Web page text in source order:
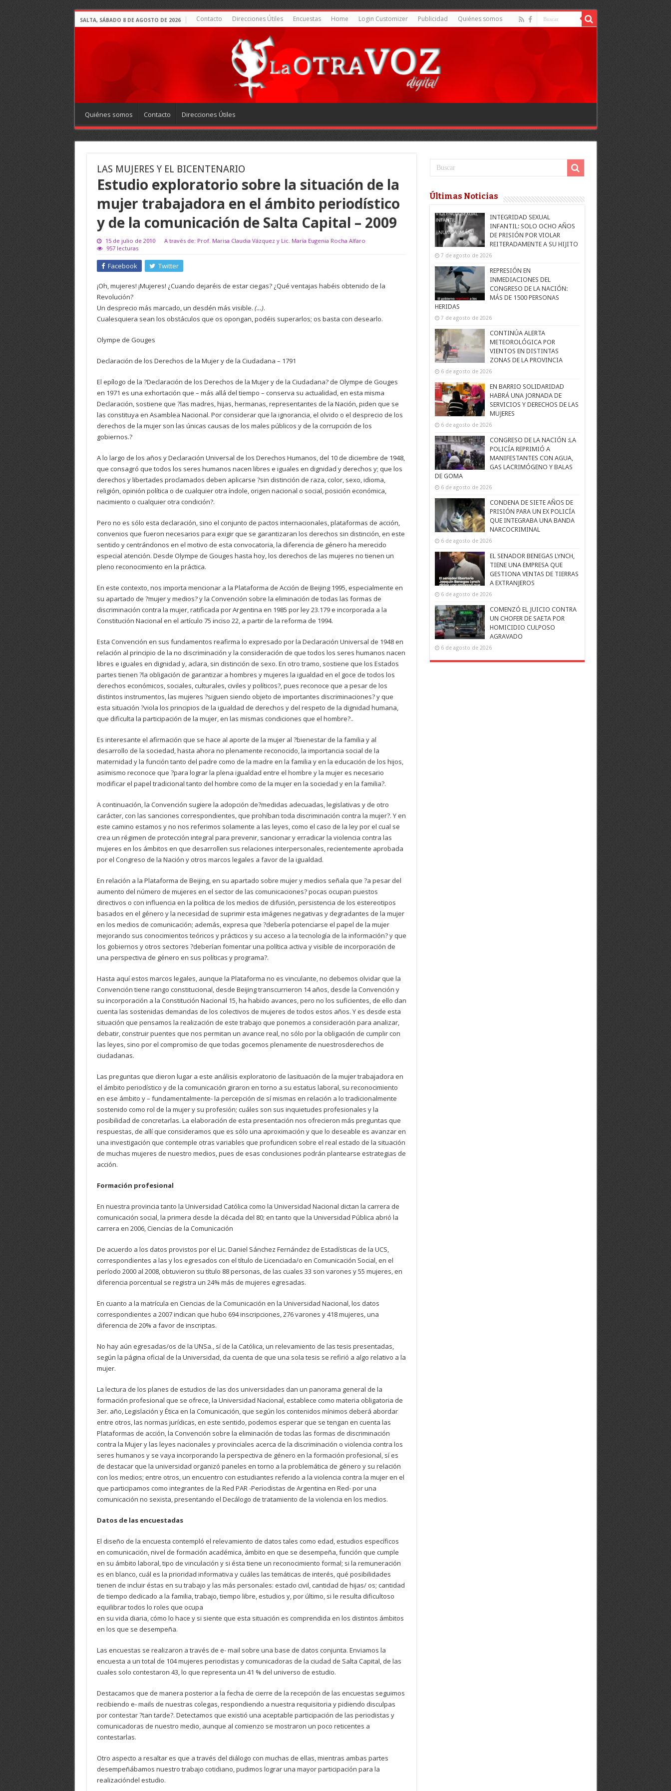
SALTA, SÁBADO 8 DE AGOSTO DE 2026 Contacto Direcciones Útiles Encuestas Home Login Customizer Publicidad Quiénes somos
Quiénes somos Contacto Direcciones Útiles
LAS MUJERES Y EL BICENTENARIO
Estudio exploratorio sobre la situación de la
mujer trabajadora en el ámbito periodístico
y de la comunicación de Salta Capital – 2009
15 de julio de 2010
A través de: Prof. Marisa Claudia Vázquez y Lic. María Eugenia Rocha Alfaro
957 lecturas
Facebook Twitter
¡Oh, mujeres! ¡Mujeres! ¿Cuando dejaréis de estar ciegas? ¿Qué ventajas habéis obtenido de la
Revolución?
Un desprecio más marcado, un desdén más visible. (…).
Cualesquiera sean los obstáculos que os opongan, podéis superarlos; os basta con desearlo.
Olympe de Gouges
Declaración de los Derechos de la Mujer y de la Ciudadana – 1791
El epílogo de la ?Declaración de los Derechos de la Mujer y de la Ciudadana? de Olympe de Gouges
en 1971 es una exhortación que – más allá del tiempo – conserva su actualidad, en esta misma
Declaración, sostiene que ?las madres, hijas, hermanas, representantes de la Nación, piden que se
las constituya en Asamblea Nacional. Por considerar que la ignorancia, el olvido o el desprecio de los
derechos de la mujer son las únicas causas de los males públicos y de la corrupción de los
gobiernos.?
A lo largo de los años y Declaración Universal de los Derechos Humanos, del 10 de diciembre de 1948,
que consagró que todos los seres humanos nacen libres e iguales en dignidad y derechos y; que los
derechos y libertades proclamados deben aplicarse ?sin distinción de raza, color, sexo, idioma,
religión, opinión política o de cualquier otra índole, origen nacional o social, posición económica,
nacimiento o cualquier otra condición?.
Pero no es sólo esta declaración, sino el conjunto de pactos internacionales, plataformas de acción,
convenios que fueron necesarios para exigir que se garantizaran los derechos sin distinción, en este
sentido y centrándonos en el motivo de esta convocatoria, la diferencia de género ha merecido
especial atención. Desde Olympe de Gouges hasta hoy, los derechos de las mujeres no tienen un
pleno reconocimiento en la práctica.
En este contexto, nos importa mencionar a la Plataforma de Acción de Beijing 1995, especialmente en
su apartado de ?mujer y medios? y la Convención sobre la eliminación de todas las formas de
discriminación contra la mujer, ratificada por Argentina en 1985 por ley 23.179 e incorporada a la
Constitución Nacional en el artículo 75 inciso 22, a partir de la reforma de 1994.
Esta Convención en sus fundamentos reafirma lo expresado por la Declaración Universal de 1948 en
relación al principio de la no discriminación y la consideración de que todos los seres humanos nacen
libres e iguales en dignidad y, aclara, sin distinción de sexo. En otro tramo, sostiene que los Estados
partes tienen ?la obligación de garantizar a hombres y mujeres la igualdad en el goce de todos los
derechos económicos, sociales, culturales, civiles y políticos?, pues reconoce que a pesar de los
distintos instrumentos, las mujeres ?siguen siendo objeto de importantes discriminaciones? y que
esta situación ?viola los principios de la igualdad de derechos y del respeto de la dignidad humana,
que dificulta la participación de la mujer, en las mismas condiciones que el hombre?..
Es interesante el afirmación que se hace al aporte de la mujer al ?bienestar de la familia y al
desarrollo de la sociedad, hasta ahora no plenamente reconocido, la importancia social de la
maternidad y la función tanto del padre como de la madre en la familia y en la educación de los hijos,
asimismo reconoce que ?para lograr la plena igualdad entre el hombre y la mujer es necesario
modificar el papel tradicional tanto del hombre como de la mujer en la sociedad y en la familia?.
A continuación, la Convención sugiere la adopción de?medidas adecuadas, legislativas y de otro
carácter, con las sanciones correspondientes, que prohíban toda discriminación contra la mujer?. Y en
este camino estamos y no nos referimos solamente a las leyes, como el caso de la ley por el cual se
crea un régimen de protección integral para prevenir, sancionar y erradicar la violencia contra las
mujeres en los ámbitos en que desarrollen sus relaciones interpersonales, recientemente aprobada
por el Congreso de la Nación y otros marcos legales a favor de la igualdad.
En relación a la Plataforma de Beijing, en su apartado sobre mujer y medios señala que ?a pesar del
aumento del número de mujeres en el sector de las comunicaciones? pocas ocupan puestos
directivos o con influencia en la política de los medios de difusión, persistencia de los estereotipos
basados en el género y la necesidad de suprimir esta imágenes negativas y degradantes de la mujer
en los medios de comunicación; además, expresa que ?debería potenciarse el papel de la mujer
mejorando sus conocimientos teóricos y prácticos y su acceso a la tecnología de la información? y que
los gobiernos y otros sectores ?deberían fomentar una política activa y visible de incorporación de
una perspectiva de género en sus políticas y programa?.
Hasta aquí estos marcos legales, aunque la Plataforma no es vinculante, no debemos olvidar que la
Convención tiene rango constitucional, desde Beijing transcurrieron 14 años, desde la Convención y
su incorporación a la Constitución Nacional 15, ha habido avances, pero no los suficientes, de ello dan
cuenta las sostenidas demandas de los colectivos de mujeres de todos estos años. Y es desde esta
situación que pensamos la realización de este trabajo que ponemos a consideración para analizar,
debatir, construir puentes que nos permitan un avance real, no sólo por la obligación de cumplir con
las leyes, sino por el compromiso de que todas gocemos plenamente de nuestrosderechos de
ciudadanas.
Las preguntas que dieron lugar a este análisis exploratorio de lasituación de la mujer trabajadora en
el ámbito periodístico y de la comunicación giraron en torno a su estatus laboral, su reconocimiento
en ese ámbito y – fundamentalmente- la percepción de sí mismas en relación a lo tradicionalmente
sostenido como rol de la mujer y su profesión; cuáles son sus inquietudes profesionales y la
posibilidad de concretarlas. La elaboración de esta presentación nos ofrecieron más preguntas que
respuestas, de allí que consideramos que es sólo una aproximación y que lo deseable es avanzar en
una investigación que contemple otras variables que profundicen sobre el real estado de la situación
de muchas mujeres de nuestro medios, pues de esas conclusiones podrán plantearse estrategias de
acción.
Formación profesional
En nuestra provincia tanto la Universidad Católica como la Universidad Nacional dictan la carrera de
comunicación social, la primera desde la década del 80; en tanto que la Universidad Pública abrió la
carrera en 2006, Ciencias de la Comunicación
De acuerdo a los datos provistos por el Lic. Daniel Sánchez Fernández de Estadísticas de la UCS,
correspondientes a las y los egresados con el título de Licenciada/o en Comunicación Social, en el
período 2000 al 2008, obtuvieron su título 88 personas, de las cuales 33 son varones y 55 mujeres, en
diferencia porcentual se registra un 24% más de mujeres egresadas.
En cuanto a la matrícula en Ciencias de la Comunicación en la Universidad Nacional, los datos
correspondientes a 2007 indican que hubo 694 inscripciones, 276 varones y 418 mujeres, una
diferencia de 20% a favor de inscriptas.
No hay aún egresadas/os de la UNSa., sí de la Católica, un relevamiento de las tesis presentadas,
según la página oficial de la Universidad, da cuenta de que una sola tesis se refirió a algo relativo a la
mujer.
La lectura de los planes de estudios de las dos universidades dan un panorama general de la
formación profesional que se ofrece, la Universidad Nacional, establece como materia obligatoria de
3er. año, Legislación y Ética en la Comunicación, que según los contenidos mínimos deberá abordar
entre otros, las normas jurídicas, en este sentido, podemos esperar que se tengan en cuenta las
Plataformas de acción, la Convención sobre la eliminación de todas las formas de discriminación
contra la Mujer y las leyes nacionales y provinciales acerca de la discriminación o violencia contra los
seres humanos y se vaya incorporando la perspectiva de género en la formación profesional, sí es
de destacar que la universidad organizó paneles en torno a la problemática de género y su relación
con los medios; entre otros, un encuentro con estudiantes referido a la violencia contra la mujer en el
que participamos como integrantes de la Red PAR -Periodistas de Argentina en Red- por una
comunicación no sexista, presentando el Decálogo de tratamiento de la violencia en los medios.
Datos de las encuestadas
El diseño de la encuesta contempló el relevamiento de datos tales como edad, estudios específicos
en comunicación, nivel de formación académica, ámbito en que se desempeña, función que cumple
en su ámbito laboral, tipo de vinculación y si ésta tiene un reconocimiento formal; si la remuneración
es en blanco, cuál es la prioridad informativa y cuáles las temáticas de interés, qué posibilidades
tienen de incluir éstas en su trabajo y las más personales: estado civil, cantidad de hijas/ os; cantidad
de tiempo dedicado a la familia, trabajo, tiempo libre, estudios y, por último, si le resulta dificultoso
equilibrar todos lo roles que ocupa
en su vida diaria, cómo lo hace y si siente que esta situación es comprendida en los distintos ámbitos
en los que se desempeña.
Las encuestas se realizaron a través de e- mail sobre una base de datos conjunta. Enviamos la
encuesta a un total de 104 mujeres periodistas y comunicadoras de la ciudad de Salta Capital, de las
cuales solo contestaron 43, lo que representa un 41 % del universo de estudio.
Destacamos que de manera posterior a la fecha de cierre de la recepción de las encuestas seguimos
recibiendo e- mails de nuestras colegas, respondiendo a nuestra requisitoria y pidiendo disculpas
por contestar ?tan tarde?. Detectamos que existió una aceptable participación de las periodistas y
comunicadoras de nuestro medio, aunque al comienzo se mostraron un poco reticentes a
contestarlas.
Otro aspecto a resaltar es que a través del diálogo con muchas de ellas, mientras ambas partes
desempeñábamos nuestro trabajo cotidiano, pudimos lograr una mayor participación para la
realizacióndel estudio.
Últimas Noticias
INTEGRIDAD SEXUAL
INFANTIL: SOLO OCHO AÑOS
DE PRISIÓN POR VIOLAR
REITERADAMENTE A SU HIJITO
7 de agosto de 2026
REPRESIÓN EN
INMEDIACIONES DEL
CONGRESO DE LA NACIÓN:
MÁS DE 1500 PERSONAS
HERIDAS
7 de agosto de 2026
CONTINÚA ALERTA
METEOROLÓGICA POR
VIENTOS EN DISTINTAS
ZONAS DE LA PROVINCIA
6 de agosto de 2026
EN BARRIO SOLIDARIDAD
HABRÁ UNA JORNADA DE
SERVICIOS Y DERECHOS DE LAS
MUJERES
6 de agosto de 2026
CONGRESO DE LA NACIÓN :LA
POLICÍA REPRIMIÓ A
MANIFESTANTES CON AGUA,
GAS LACRIMÓGENO Y BALAS
DE GOMA
6 de agosto de 2026
CONDENA DE SIETE AÑOS DE
PRISIÓN PARA UN EX POLICÍA
QUE INTEGRABA UNA BANDA
NARCOCRIMINAL
6 de agosto de 2026
EL SENADOR BENEGAS LYNCH,
TIENE UNA EMPRESA QUE
GESTIONA VENTAS DE TIERRAS
A EXTRANJEROS
6 de agosto de 2026
COMENZÓ EL JUICIO CONTRA
UN CHOFER DE SAETA POR
HOMICIDIO CULPOSO
AGRAVADO
6 de agosto de 2026